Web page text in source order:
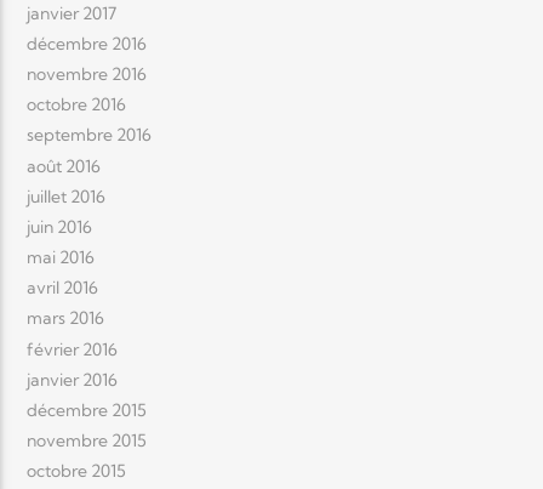
janvier 2017
décembre 2016
novembre 2016
octobre 2016
septembre 2016
août 2016
juillet 2016
juin 2016
mai 2016
avril 2016
mars 2016
février 2016
janvier 2016
décembre 2015
novembre 2015
octobre 2015